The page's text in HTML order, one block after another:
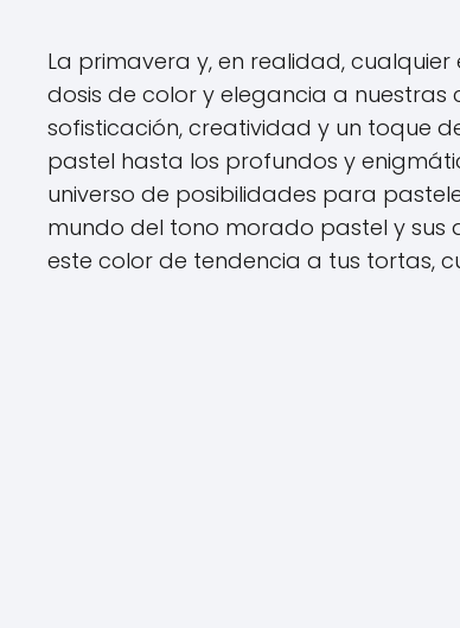
La primavera y, en realidad,
dosis de color y elegancia a nuestras
sofisticación, creatividad y un toque
pastel hasta los profundos y
universo de posibilidades para
mundo del tono morado pastel y sus
este color de tendencia a tus tortas,